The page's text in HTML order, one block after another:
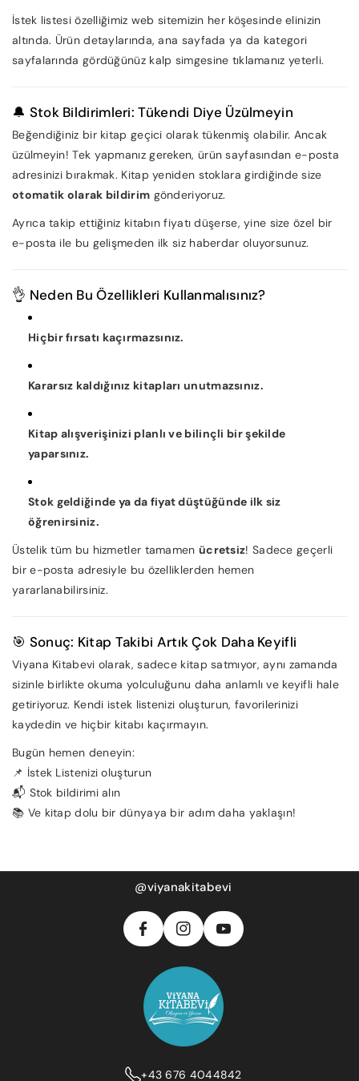
İstek listesi özelliğimiz web sitemizin her köşesinde elinizin
altında. Ürün detaylarında, ana sayfada ya da kategori
sayfalarında gördüğünüz kalp simgesine tıklamanız yeterli.
🔔 Stok Bildirimleri: Tükendi Diye Üzülmeyin
Beğendiğiniz bir kitap geçici olarak tükenmiş olabilir. Ancak
üzülmeyin! Tek yapmanız gereken, ürün sayfasından e-posta
adresinizi bırakmak. Kitap yeniden stoklara girdiğinde size
otomatik olarak bildirim gönderiyoruz.
Ayrıca takip ettiğiniz kitabın fiyatı düşerse, yine size özel bir
e-posta ile bu gelişmeden ilk siz haberdar oluyorsunuz.
👌 Neden Bu Özellikleri Kullanmalısınız?
Hiçbir fırsatı kaçırmazsınız.
Kararsız kaldığınız kitapları unutmazsınız.
Kitap alışverişinizi planlı ve bilinçli bir şekilde
yaparsınız.
Stok geldiğinde ya da fiyat düştüğünde ilk siz
öğrenirsiniz.
Üstelik tüm bu hizmetler tamamen ücretsiz! Sadece geçerli
bir e-posta adresiyle bu özelliklerden hemen
yararlanabilirsiniz.
🎯 Sonuç: Kitap Takibi Artık Çok Daha Keyifli
Viyana Kitabevi olarak, sadece kitap satmıyor, aynı zamanda
sizinle birlikte okuma yolculuğunu daha anlamlı ve keyifli hale
getiriyoruz. Kendi istek listenizi oluşturun, favorilerinizi
kaydedin ve hiçbir kitabı kaçırmayın.
Bugün hemen deneyin:
📌 İstek Listenizi oluşturun
📬 Stok bildirimi alın
📚 Ve kitap dolu bir dünyaya bir adım daha yaklaşın!
@viyanakitabevi
F
A
E
B
In
S
A
G
A
O
U
T
U
+43 676 4044842